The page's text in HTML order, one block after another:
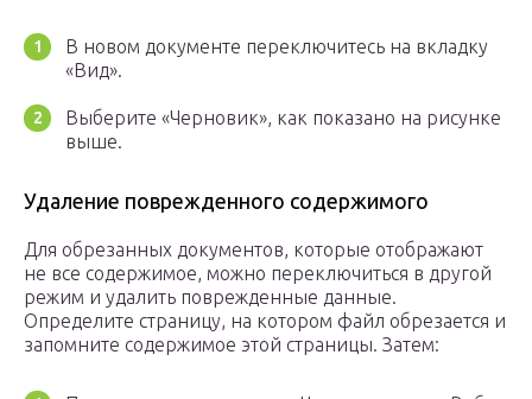
В новом документе переключитесь на вкладку
«Вид».
Выберите «Черновик», как показано на рисунке
выше.
Удаление поврежденного содержимого
Для обрезанных документов, которые отображают
не все содержимое, можно переключиться в другой
режим и удалить поврежденные данные.
Определите страницу, на котором файл обрезается и
запомните содержимое этой страницы. Затем: